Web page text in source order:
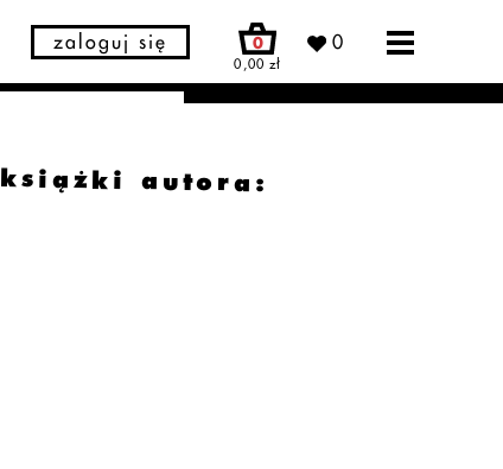
zaloguj się 0
0,00 zł
0
książki autora: